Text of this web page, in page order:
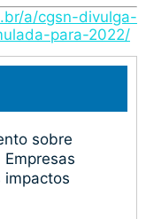
a/cgsn-divulga-
para-2022/
sobre
impactos